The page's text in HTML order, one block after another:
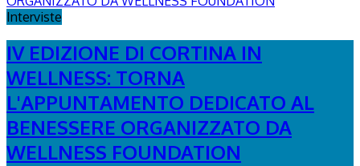
Interviste
IV EDIZIONE DI CORTINA IN
WELLNESS: TORNA
L'APPUNTAMENTO DEDICATO AL
BENESSERE ORGANIZZATO DA
WELLNESS FOUNDATION